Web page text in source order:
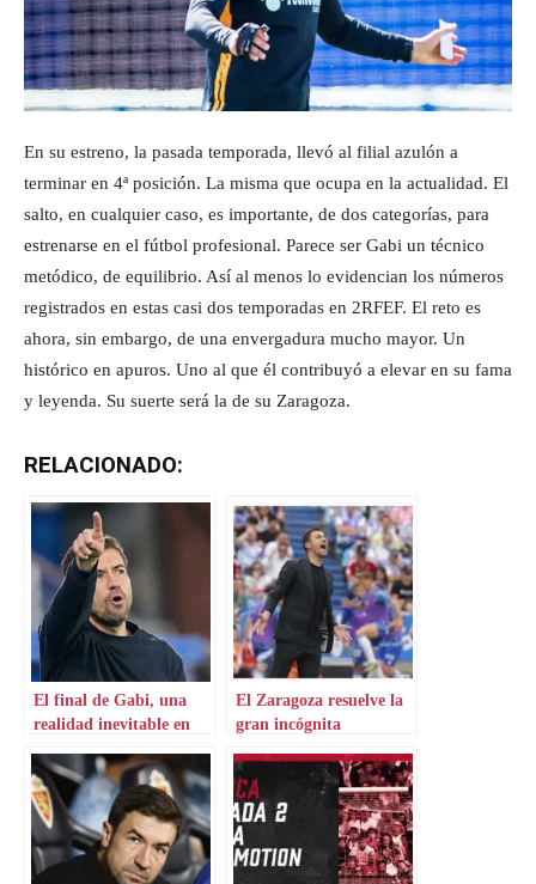
En su estreno, la pasada temporada, llevó al filial azulón a
terminar en 4ª posición. La misma que ocupa en la actualidad. El
salto, en cualquier caso, es importante, de dos categorías, para
estrenarse en el fútbol profesional. Parece ser Gabi un técnico
metódico, de equilibrio. Así al menos lo evidencian los números
registrados en estas casi dos temporadas en 2RFEF. El reto es
ahora, sin embargo, de una envergadura mucho mayor. Un
histórico en apuros. Uno al que él contribuyó a elevar en su fama
y leyenda. Su suerte será la de su Zaragoza.
RELACIONADO:
El final de Gabi, una
realidad inevitable en
El Zaragoza resuelve la
gran incógnita